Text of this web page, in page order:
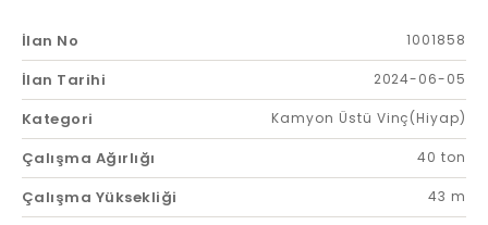
İlan No 1001858
İlan Tarihi 2024-06-05
Kategori Kamyon Üstü Vinç(Hiyap)
Çalışma Ağırlığı 40 ton
Çalışma Yüksekliği 43 m